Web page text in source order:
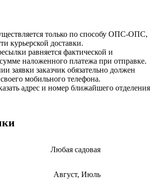
только по способу ОПС-ОПС,
курьерской доставки.
равняется фактической и
сумме наложенного платежа при отправке.
заявки заказчик обязательно должен
мобильного телефона.
адрес и номер ближайшего отделения
Любая садовая
Август, Июль